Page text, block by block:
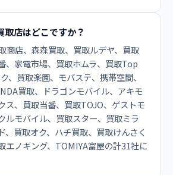
取店はどこですか？
商店、森森買取、買取ルデヤ、買取
、家電市場、買取ホムラ、買取Top
、買取楽園、モバステ、携帯空間、
買取、ドラゴンモバイル、アキモ
ス、買取当番、買取TOJO、ゲストモ
ルモバイル、買取スター、買取ミラ
、買取オク、ハチ買取、買取けんさく
エノキング、TOMIYA富屋の計31社に